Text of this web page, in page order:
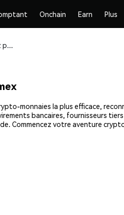
Onchain Earn Plus
Achetez et stockez pepcat (PEPCAT) en toute sécurité
monnaies la plus efficace,
bancaires, fournisseurs
Commencez votre aventure